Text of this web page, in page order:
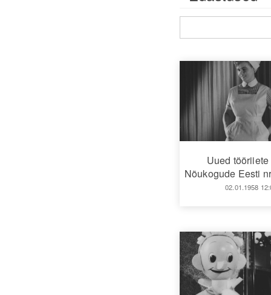
Uued
Nõukogude Eesti
02.01.1958